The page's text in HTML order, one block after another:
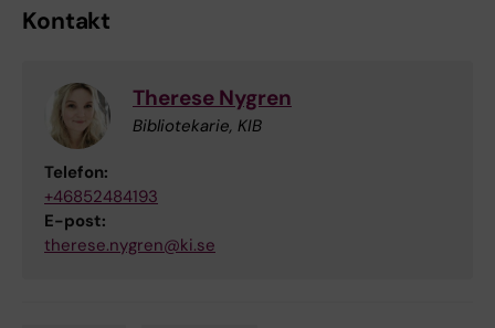
Kontakt
Therese Nygren
Bibliotekarie, KIB
Telefon:
+46852484193
E-post:
therese.nygren@ki.se